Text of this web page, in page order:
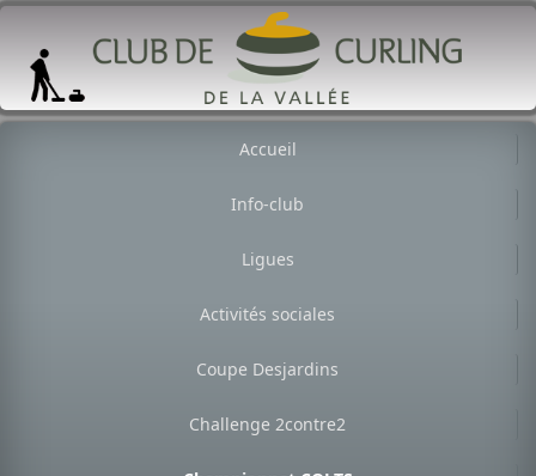
Accueil
Info-club
Ligues
Activités sociales
Coupe Desjardins
Challenge 2contre2